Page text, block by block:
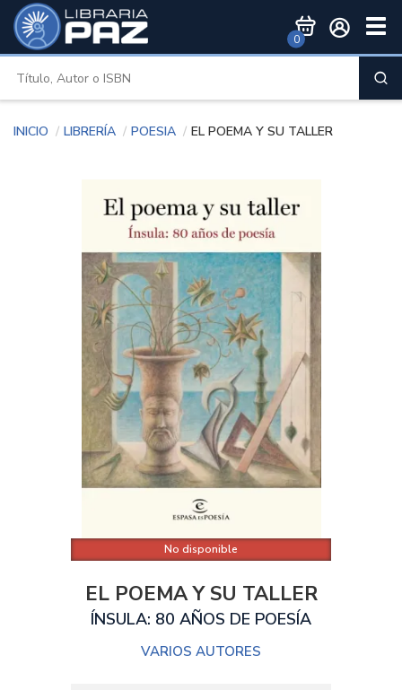
0
Inicio Librería Poesia EL POEMA Y SU TALLER
No disponible
EL POEMA Y SU TALLER
ÍNSULA: 80 AÑOS DE POESÍA
VARIOS AUTORES